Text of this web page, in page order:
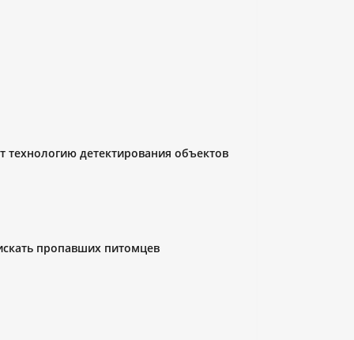
технологию детектирования объектов
пропавших питомцев